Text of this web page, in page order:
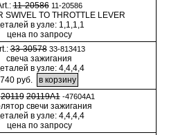
11-20586 11-20586
SWIVEL TO THROTTLE LEVER
в узле: 1,1,1,1
цена по запросу
33-30578 33-813413
свеча зажигания
в узле: 4,4,4,4
740 руб.
20119 20119A1 -47604A1
свечи зажигания
в узле: 4,4,4,4
цена по запросу